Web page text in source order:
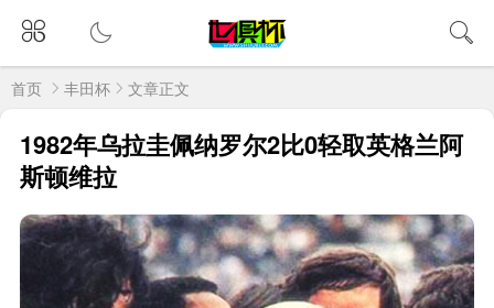
首页 丰田杯 文章正文
1982年乌拉圭佩纳罗尔2比0轻取英格兰阿
斯顿维拉